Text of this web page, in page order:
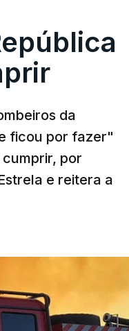
da
ficou por fazer"
cumprir, por
e reitera a